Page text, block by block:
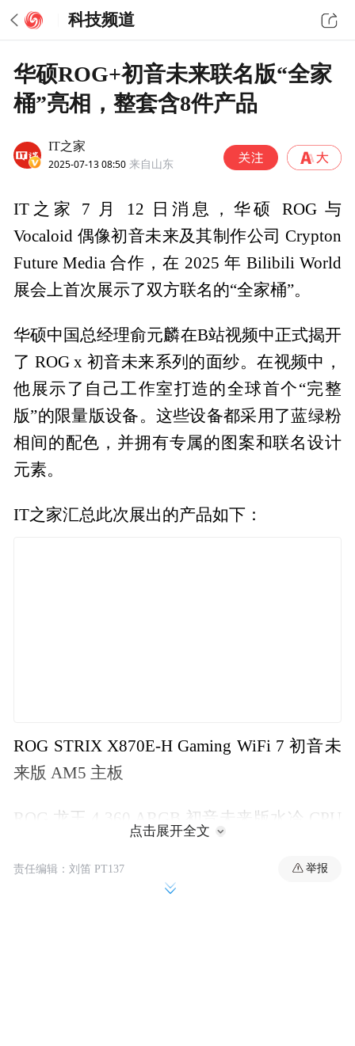
科技频道
华硕ROG+初音未来联名版“全家
桶”亮相，整套含8件产品
IT之家
2025-07-13 08:50 来自山东
IT之家 7 月 12 日消息，华硕 ROG 与
Vocaloid 偶像初音未来及其制作公司 Crypton
Future Media 合作，在 2025 年 Bilibili World
展会上首次展示了双方联名的“全家桶”。
华硕中国总经理俞元麟在B站视频中正式揭开
了 ROG x 初音未来系列的面纱。在视频中，
他展示了自己工作室打造的全球首个“完整
版”的限量版设备。这些设备都采用了蓝绿粉
相间的配色，并拥有专属的图案和联名设计
元素。
IT之家汇总此次展出的产品如下：
ROG STRIX X870E-H Gaming WiFi 7 初音未
来版 AM5 主板
ROG 龙王 4 360 ARGB 初音未来版水冷 CPU
ROG ASTRAL GeForce RTX 5080 O16G 初音
点击展开全文
责任编辑：刘笛 PT137 举报